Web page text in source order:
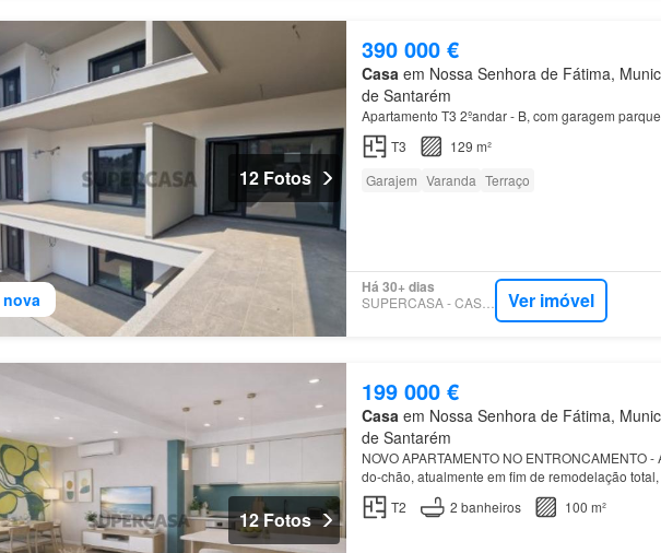
12 Fotos
390 000 €
Casa em Nossa Senhora de Fátima,
de Santarém
Apartamento T3 2ºandar - B, com garagem
T3
129 m²
Garajem Varanda Terraço
Há 30+ dias
SUPERCASA - CASA - CLICK Ver imóvel
12 Fotos
199 000 €
Casa em Nossa Senhora de Fátima,
de Santarém
NOVO APARTAMENTO NO ENTRONCAMENTO
do-chão, atualmente em fim de remodelação
numa zona central e estratégica do
T2 2 banheiros 100 m²